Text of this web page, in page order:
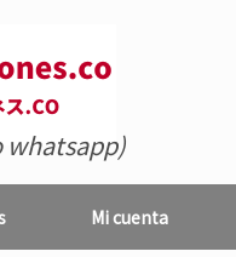
whatsapp)
Mi cuenta